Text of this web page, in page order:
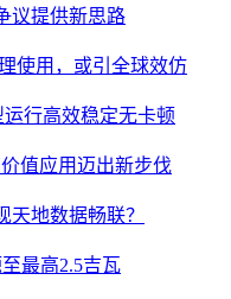
议提供新思路
使用，或引全球效仿
行高效稳定无卡顿
值应用迈出新步伐
地数据畅联？
最高2.5吉瓦